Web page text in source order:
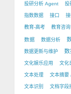
投研分析 Agent 投
指数数据 接口
教育-高考 教育咨
数据 数据分析
数据更新与维护
文化娱乐应用 文化
文本处理 文本摘要
文本识别 文档字段